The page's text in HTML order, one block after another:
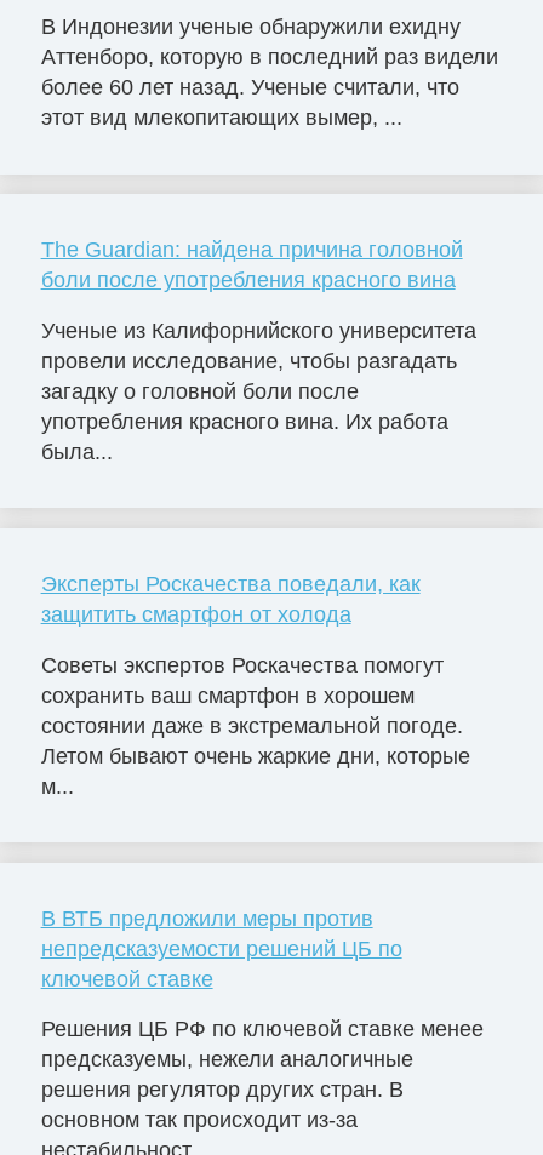
В Индонезии ученые обнаружили ехидну
Аттенборо, которую в последний раз видели
более 60 лет назад. Ученые считали, что
этот вид млекопитающих вымер, ...
The Guardian: найдена причина головной
боли после употребления красного вина
Ученые из Калифорнийского университета
провели исследование, чтобы разгадать
загадку о головной боли после
употребления красного вина. Их работа
была...
Эксперты Роскачества поведали, как
защитить смартфон от холода
Советы экспертов Роскачества помогут
сохранить ваш смартфон в хорошем
состоянии даже в экстремальной погоде.
Летом бывают очень жаркие дни, которые
м...
В ВТБ предложили меры против
непредсказуемости решений ЦБ по
ключевой ставке
Решения ЦБ РФ по ключевой ставке менее
предсказуемы, нежели аналогичные
решения регулятор других стран. В
основном так происходит из-за